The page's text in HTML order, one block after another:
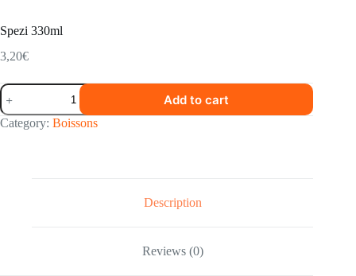
Spezi 330ml
3,20€
Spezi
330ml
quantity
Add to cart
Category: Boissons
Description
Reviews (0)